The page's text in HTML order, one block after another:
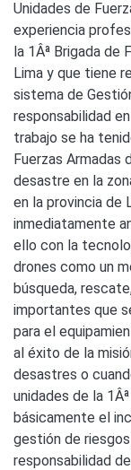
Unidades de
experiencia
la 1Âª Brigada de
Lima y que tiene
sistema de
responsabilidad
trabajo se ha
Fuerzas Armadas
desastre en la
en la provincia de
inmediatamente
ello con la
drones como un
búsqueda,
importantes que
para el
al éxito de la
desastres o
unidades de la
básicamente el
gestión de
responsabilidad